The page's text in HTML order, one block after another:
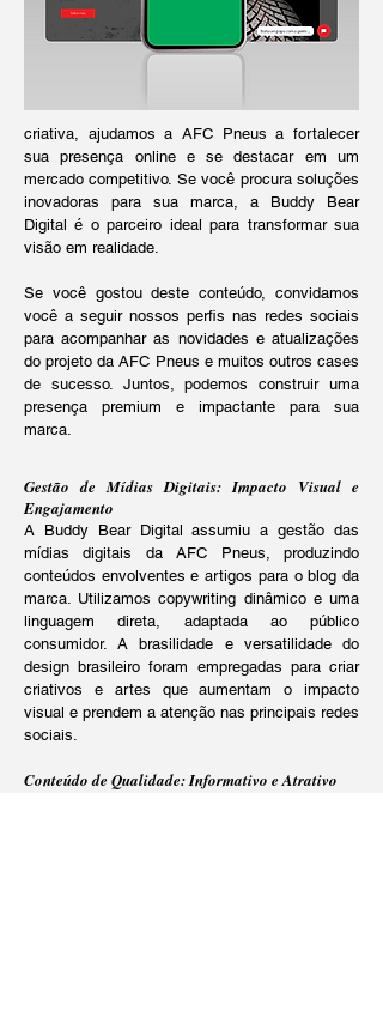
criativa, ajudamos a AFC Pneus a fortalecer
sua presença online e se destacar em um
mercado competitivo. Se você procura soluções
inovadoras para sua marca, a Buddy Bear
Digital é o parceiro ideal para transformar sua
visão em realidade.
Se você gostou deste conteúdo, convidamos
você a seguir nossos perfis nas redes sociais
para acompanhar as novidades e atualizações
do projeto da AFC Pneus e muitos outros cases
de sucesso. Juntos, podemos construir uma
presença premium e impactante para sua
marca.
Gestão de Mídias Digitais: Impacto Visual e
Engajamento
A Buddy Bear Digital assumiu a gestão das
mídias digitais da AFC Pneus, produzindo
conteúdos envolventes e artigos para o blog da
marca. Utilizamos copywriting dinâmico e uma
linguagem direta, adaptada ao público
consumidor. A brasilidade e versatilidade do
design brasileiro foram empregadas para criar
criativos e artes que aumentam o impacto
visual e prendem a atenção nas principais redes
sociais.
Conteúdo de Qualidade: Informativo e Atrativo